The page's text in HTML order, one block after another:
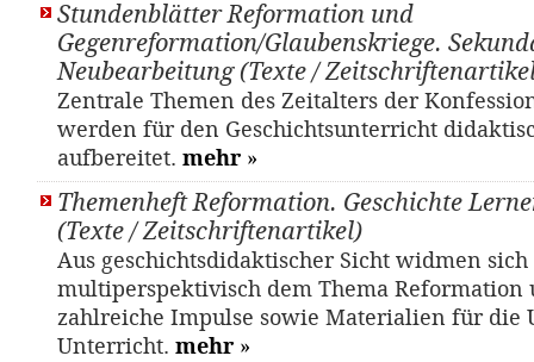
Stundenblätter Reformation und
Gegenreformation/Glaubenskriege.
Neubearbeitung (Texte /
Zentrale Themen des Zeitalters der
werden für den Geschichtsunterricht
aufbereitet. mehr »
Themenheft Reformation. Geschichte
(Texte / Zeitschriftenartikel)
Aus geschichtsdidaktischer Sicht widmen
multiperspektivisch dem Thema
zahlreiche Impulse sowie Materialien für die
Unterricht. mehr »